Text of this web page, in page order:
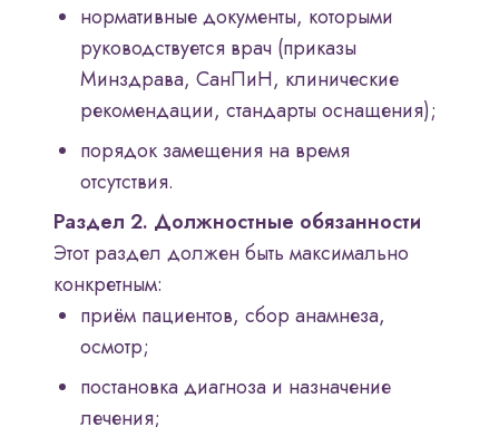
нормативные документы, которыми
руководствуется врач (приказы
Минздрава, СанПиН, клинические
рекомендации, стандарты оснащения);
порядок замещения на время
отсутствия.
Раздел 2. Должностные обязанности
Этот раздел должен быть максимально
конкретным:
приём пациентов, сбор анамнеза,
осмотр;
постановка диагноза и назначение
лечения;